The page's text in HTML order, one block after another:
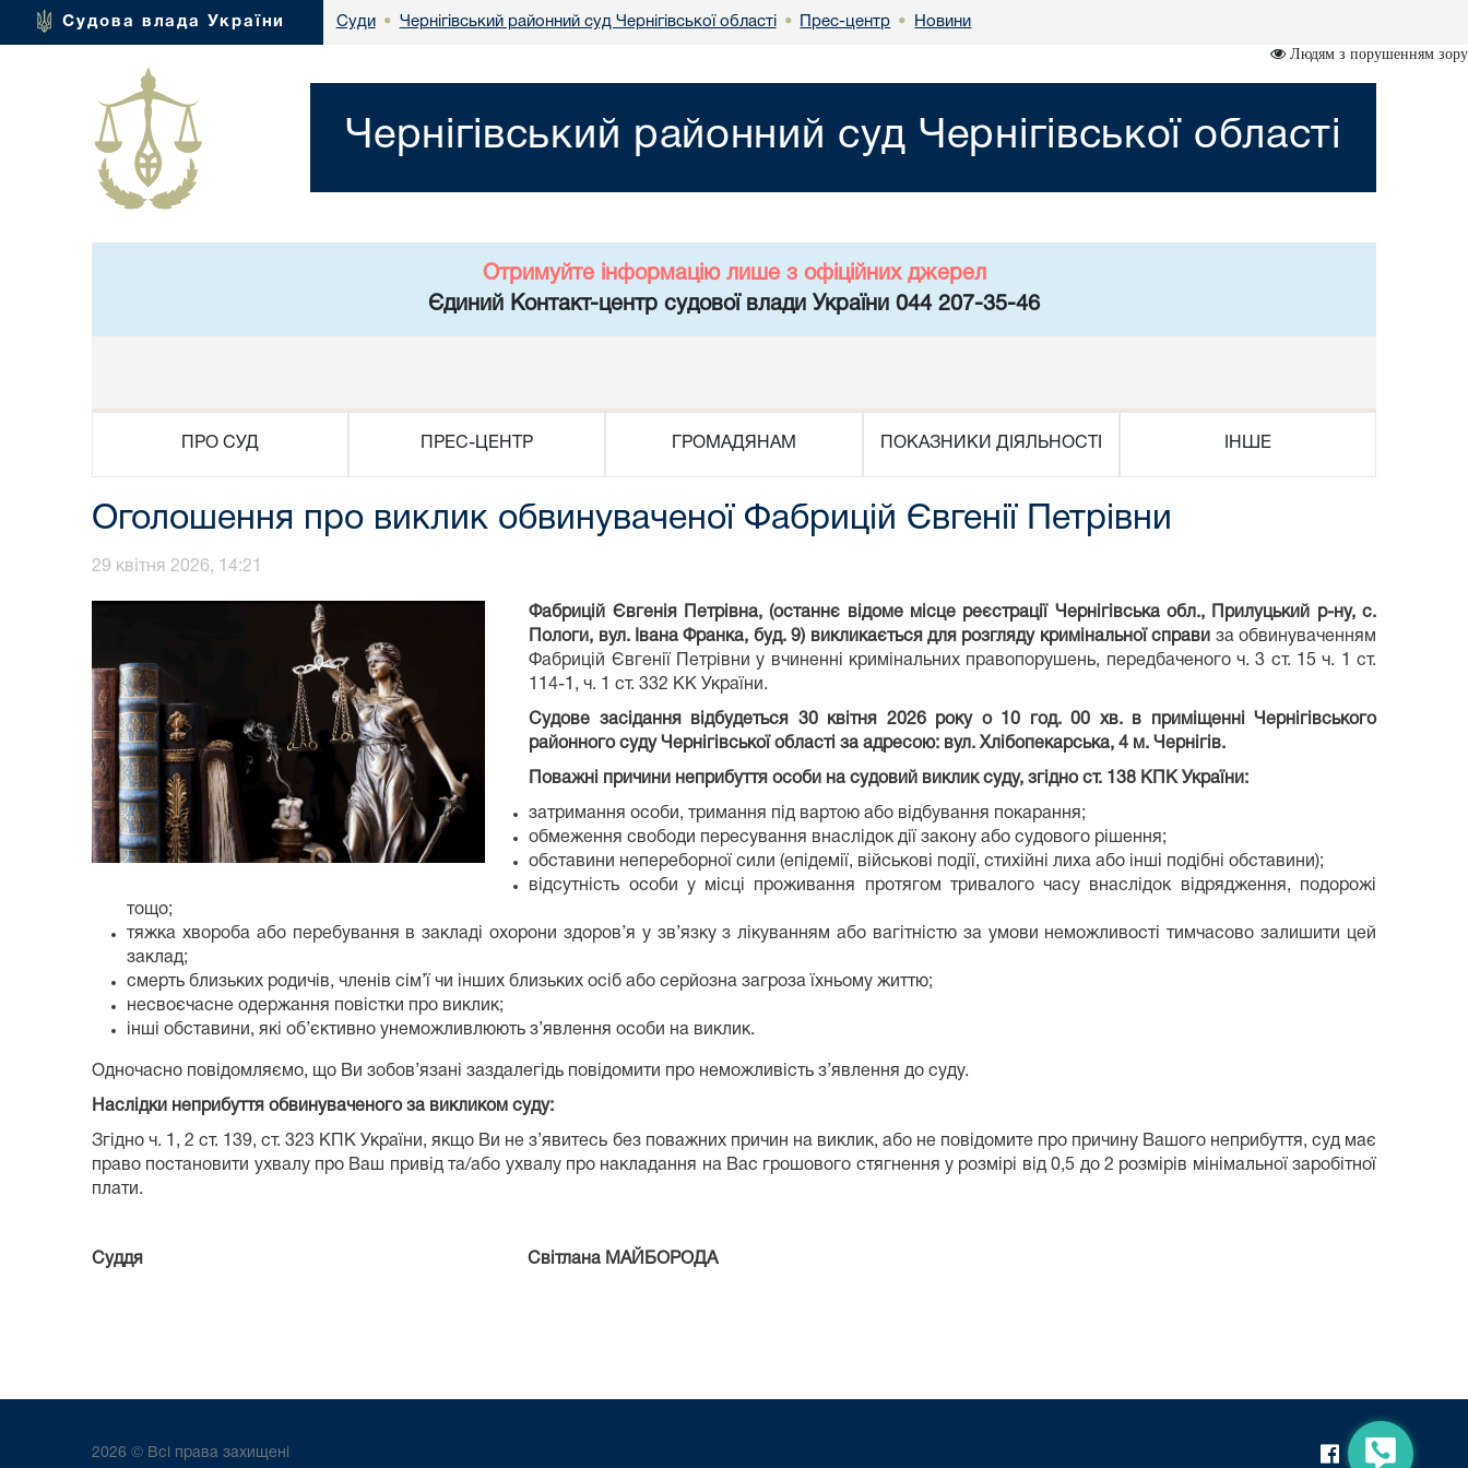
Судова влада України Суди • Чернігівський районний суд Чернігівської області • Прес-центр • Новини
Людям з порушенням зору
Чернігівський районний суд Чернігівської області
Отримуйте інформацію лише з офіційних джерел
Єдиний Контакт-центр судової влади України 044 207-35-46
ПРО СУД ПРЕС-ЦЕНТР ГРОМАДЯНАМ ПОКАЗНИКИ ДІЯЛЬНОСТІ ІНШЕ
Оголошення про виклик обвинуваченої Фабрицій Євгенії Петрівни
29 квітня 2026, 14:21
Фабрицій Євгенія Петрівна, (останнє відоме місце реєстрації Чернігівська обл., Прилуцький р-ну, с.
Пологи, вул. Івана Франка, буд. 9) викликається для розгляду кримінальної справи за обвинуваченням
Фабрицій Євгенії Петрівни у вчиненні кримінальних правопорушень, передбаченого ч. 3 ст. 15 ч. 1 ст.
114-1, ч. 1 ст. 332 КК України.
Судове засідання відбудеться 30 квітня 2026 року о 10 год. 00 хв. в приміщенні Чернігівського
районного суду Чернігівської області за адресою: вул. Хлібопекарська, 4 м. Чернігів.
Поважні причини неприбуття особи на судовий виклик суду, згідност. 138 КПК України:
затримання особи, тримання під вартою або відбування покарання;
обмеження свободи пересування внаслідок дії закону або судового рішення;
обставини непереборної сили (епідемії, військові події, стихійні лиха або інші подібні обставини);
відсутність особи у місці проживання протягом тривалого часу внаслідок відрядження, подорожі
тощо;
тяжка хвороба або перебування в закладі охорони здоров’я у зв’язку з лікуванням або вагітністю за умови неможливості тимчасово залишити цей
заклад;
смерть близьких родичів, членів сім’ї чи інших близьких осіб або серйозна загроза їхньому життю;
несвоєчасне одержання повістки про виклик;
інші обставини, які об’єктивно унеможливлюють з’явлення особи на виклик.
Одночасно повідомляємо, що Ви зобов’язані заздалегідь повідомити про неможливість з’явлення до суду.
Наслідки неприбуття обвинуваченого за викликом суду:
Згідно ч. 1, 2 ст. 139, ст. 323 КПК України, якщо Ви не з’явитесь без поважних причин на виклик, або не повідомите про причину Вашого неприбуття, суд має
право постановити ухвалу про Ваш привід та/або ухвалу про накладання на Вас грошового стягнення у розмірі від 0,5 до 2 розмірів мінімальної заробітної
плати.
Суддя Світлана МАЙБОРОДА
2026 © Всі права захищені